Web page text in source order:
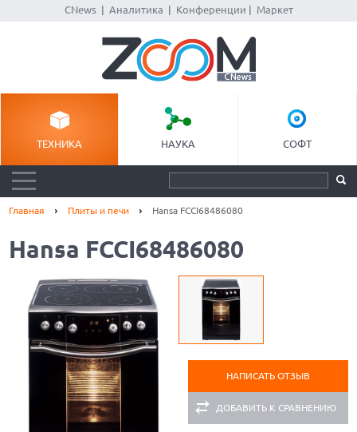
CNews| Аналитика Конференции Маркет
ТЕХНИКА НАУКА СОФТ
Главная Плиты и печи Hansa FCCI68486080
Hansa FCCI68486080
НАПИСАТЬ ОТЗЫВ
ДОБАВИТЬ К СРАВНЕНИЮ